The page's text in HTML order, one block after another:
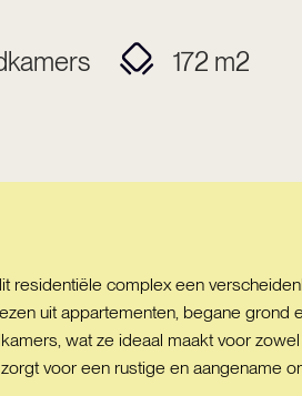
172 m2
residentiële complex een
uit appartementen, begane
wat ze ideaal maakt voor
voor een rustige en aangename